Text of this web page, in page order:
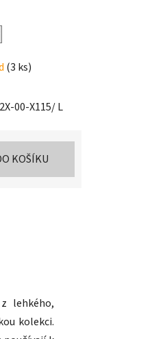
(3 ks)
00-X115/ L
KOŠÍKU
lehkého,
kolekci.